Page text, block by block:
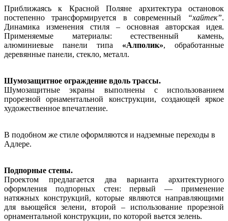
Приближаясь к Красной Поляне архитектура остановок
постепенно трансформируется в современный
“хайтек”.
Динамика изменения стиля – основная авторская идея.
Применяемые материалы: естественный камень,
алюминиевые панели типа «Алполик», обработанные
деревянные панели, стекло, металл.
Шумозащитное ограждение вдоль трассы.
Шумозащитные экраны выполнены с использованием
прорезной орнаментальной конструкции, создающей яркое
художественное впечатление.
В подобном же стиле оформляются и надземные переходы в
Адлере.
Подпорные стены.
Проектом предлагается два варианта архитектурного
оформления подпорных стен: первый — применение
натяжных конструкций, которые являются направляющими
для вьющейся зелени, второй – использование прорезной
орнаментальной конструкции, по которой вьется зелень.